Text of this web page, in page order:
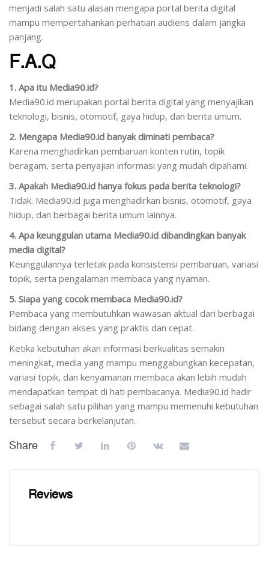
menjadi salah satu alasan mengapa portal berita digital
mampu mempertahankan perhatian audiens dalam jangka
panjang.
F.A.Q
1. Apa itu Media90.id?
Media90.id merupakan portal berita digital yang menyajikan
teknologi, bisnis, otomotif, gaya hidup, dan berita umum.
2. Mengapa Media90.id banyak diminati pembaca?
Karena menghadirkan pembaruan konten rutin, topik
beragam, serta penyajian informasi yang mudah dipahami.
3. Apakah Media90.id hanya fokus pada berita teknologi?
Tidak. Media90.id juga menghadirkan bisnis, otomotif, gaya
hidup, dan berbagai berita umum lainnya.
4. Apa keunggulan utama Media90.id dibandingkan banyak
media digital?
Keunggulannya terletak pada konsistensi pembaruan, variasi
topik, serta pengalaman membaca yang nyaman.
5. Siapa yang cocok membaca Media90.id?
Pembaca yang membutuhkan wawasan aktual dari berbagai
bidang dengan akses yang praktis dan cepat.
Ketika kebutuhan akan informasi berkualitas semakin
meningkat, media yang mampu menggabungkan kecepatan,
variasi topik, dan kenyamanan membaca akan lebih mudah
mendapatkan tempat di hati pembacanya. Media90.id hadir
sebagai salah satu pilihan yang mampu memenuhi kebutuhan
tersebut secara berkelanjutan.
Share
Reviews